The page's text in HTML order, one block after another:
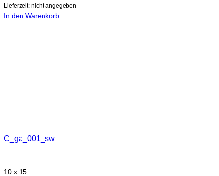
Lieferzeit: nicht angegeben
In den Warenkorb
C_ga_001_sw
10 x 15